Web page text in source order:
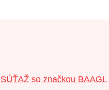
SÚŤAŽ so značkou BAAGL